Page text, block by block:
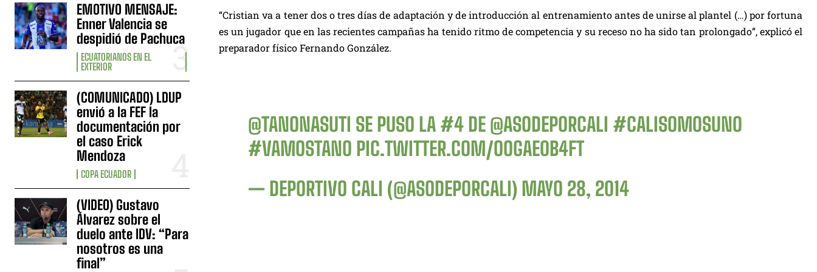
EMOTIVO MENSAJE:
Enner Valencia se
despidió de Pachuca
ECUATORIANOS EN EL
EXTERIOR
(COMUNICADO) LDUP
envió a la FEF la
documentación por
el caso Erick
Mendoza
COPA ECUADOR
(VIDEO) Gustavo
Álvarez sobre el
duelo ante IDV: “Para
nosotros es una
final”
“Cristian va a tener dos o tres días de adaptación y de introducción al entrenamiento antes de unirse al plantel (…) por fortuna
es un jugador que en las recientes campañas ha tenido ritmo de competencia y su receso no ha sido tan prolongado”, explicó el
preparador físico Fernando González.
@TANONASUTI SE PUSO LA #4 DE @ASODEPORCALI #CALISOMOSUNO
#VAMOSTANO PIC.TWITTER.COM/OOGAE0B4FT
— DEPORTIVO CALI (@ASODEPORCALI) MAYO 28, 2014